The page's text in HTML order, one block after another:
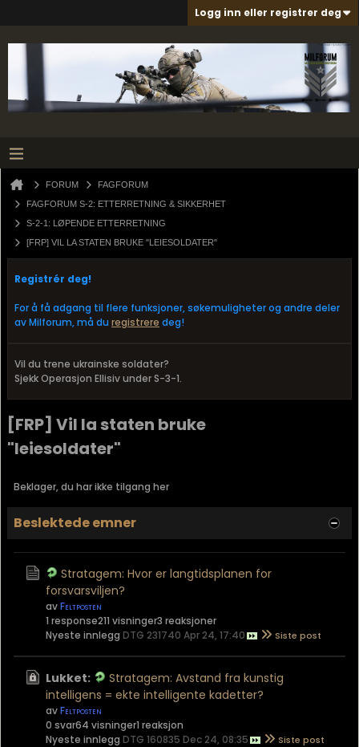
Logg inn eller registrer deg
FORUM
FAGFORUM
FAGFORUM S-2: ETTERRETNING & SIKKERHET
S-2-1: LØPENDE ETTERRETNING
[FRP] VIL LA STATEN BRUKE "LEIESOLDATER"
Registrér deg!
For å få adgang til flere funksjoner, søkemuligheter og andre deler
av Milforum, må du registrere deg!
Vil du trene ukrainske soldater?
Sjekk Operasjon Ellisiv under S-3-1.
[FRP] Vil la staten bruke
"leiesoldater"
Beklager, du har ikke tilgang her
Beslektede emner
Stratagem: Hvor er langtidsplanen for
forsvarsviljen?
avFeltposten
1 response211 visninger3 reaksjoner
Nyeste innlegg DTG 231740 Apr 24, 17:40
Lukket:
Stratagem: Avstand fra kunstig
intelligens = ekte intelligente kadetter?
avFeltposten
0 svar64 visninger1 reaksjon
Nyeste innlegg DTG 160835 Dec 24, 08:35